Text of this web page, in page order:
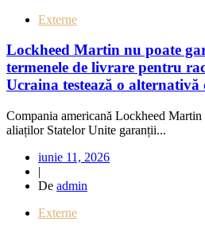
Externe
Lockheed Martin nu poate
termenele de livrare pentru
Ucraina testează o alternativă
Compania americană Lockheed Martin
aliaților Statelor Unite garanții...
iunie 11, 2026
|
De admin
Externe